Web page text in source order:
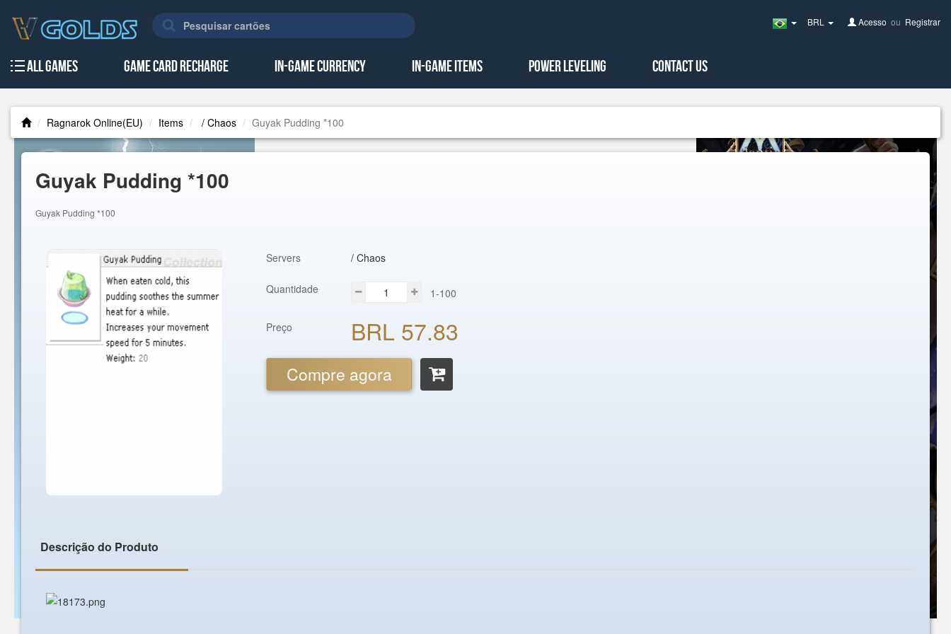
Brazil(Português)
BRL Acesso ou Registrar
All Games Game Card Recharge In-Game Currency In-Game Items Power Leveling Contact Us
Ragnarok Online(EU) Items / Chaos Guyak Pudding *100
Guyak Pudding *100
Guyak Pudding *100
Servers / Chaos
Quantidade 1-100
Preço BRL 57.83
Compre agora
Descrição do Produto